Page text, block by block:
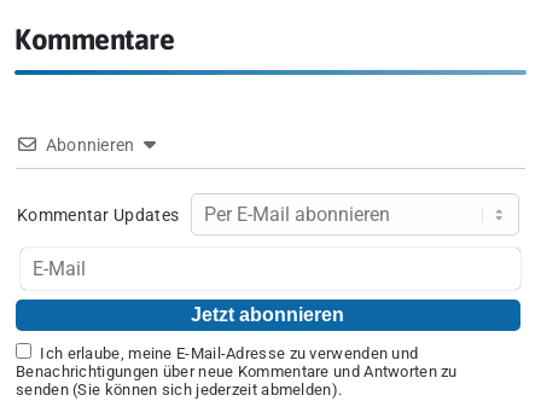
Kommentare
Abonnieren
Kommentar Updates
Ich erlaube, meine E-Mail-Adresse zu verwenden und
Benachrichtigungen über neue Kommentare und Antworten zu
senden (Sie können sich jederzeit abmelden).